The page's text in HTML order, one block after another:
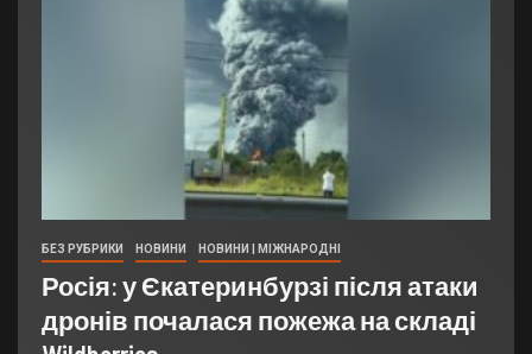
БЕЗ РУБРИКИ НОВИНИ НОВИНИ | МІЖНАРОДНІ
Росія: у Єкатеринбурзі після атаки
дронів почалася пожежа на складі